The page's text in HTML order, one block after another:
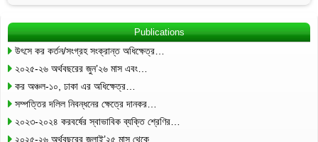
Publications
উৎসে কর কর্তন/সংগ্রহ সংক্রান্ত অধিক্ষেত্র…
২০২৫-২৬ অর্থবছরের জুন’২৬ মাস এবং…
কর অঞ্চল-১০, ঢাকা এর অধিক্ষেত্র…
সম্পত্তির দলিল নিবন্ধনের ক্ষেত্রে দানকর…
২০২৩-২০২৪ করবর্ষের স্বাভাবিক ব্যক্তি শ্রেণির…
২০২৫-২৬ অর্থবছরের জুলাই’২৫ মাস থেকে…